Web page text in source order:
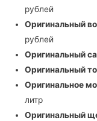
рублей
Оригинальный
рублей
Оригинальный
Оригинальный
Оригинальное
литр
Оригинальный